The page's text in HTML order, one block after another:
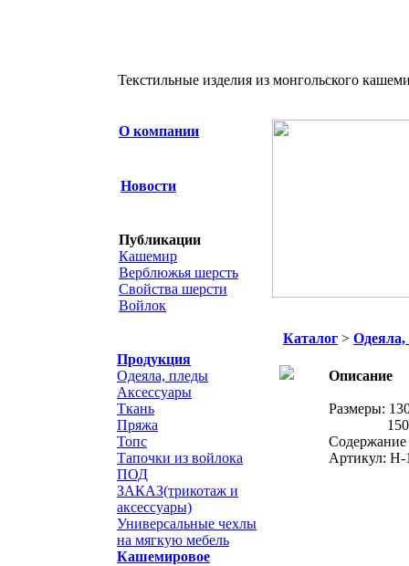
Текстильные изделия из монгольского
О компании
Новости
Публикации
Кашемир
Верблюжья шерсть
Свойства шерсти
Войлок
Продукция
Одеяла, пледы
Аксессуары
Ткань
Пряжа
Топс
Тапочки из войлока
ПОД
ЗАКАЗ(трикотаж и
аксессуары)
Универсальные чехлы
на мягкую мебель
Кашемировое
Каталог >
Описание
Размеры:
Содержание
Артикул: Н-